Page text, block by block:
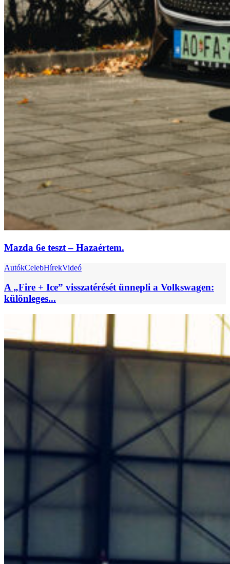
Mazda 6e teszt – Hazaértem.
AutókCelebHírekVideó
A „Fire + Ice” visszatérését ünnepli a Volkswagen:
különleges...